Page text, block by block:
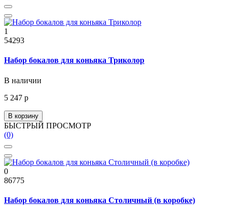
1
54293
Набор бокалов для коньяка Триколор
В наличии
5 247 р
В корзину
БЫСТРЫЙ ПРОСМОТР
(0)
0
86775
Набор бокалов для коньяка Столичный (в коробке)